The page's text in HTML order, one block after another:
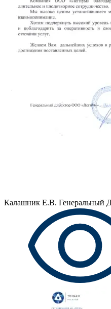
Калашник Е.В.